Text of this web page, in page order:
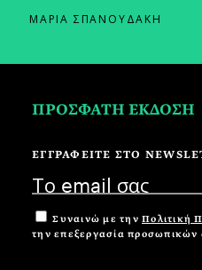
ΜΑΡΙΑ ΣΠΑΝΟΥΔΑΚΗ
ΠΡΟΣΦΑΤΗ ΕΚΔΟΣΗ
ΕΓΓΡΑΦΕΙΤΕ ΣΤΟ
Συναινώ με την Πολιτική
την επεξεργασία προσωπικών